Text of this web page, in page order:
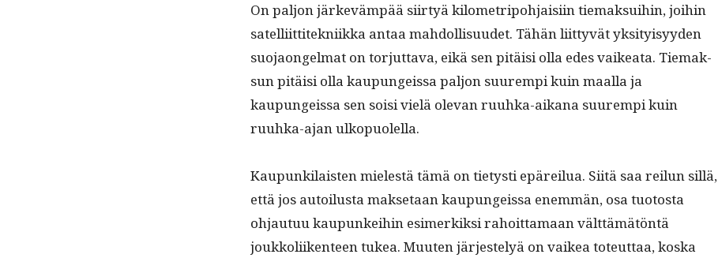
On paljon järkeväm­pää siir­tyä kilo­metripo­h­jaisi­in tiemak­sui­hin, joi­hin
satel­li­it­titekni­ik­ka antaa mah­dol­lisu­udet. Tähän liit­tyvät yksi­ty­isyy­den
suo­jaon­gel­mat on tor­jut­ta­va, eikä sen pitäisi olla edes vaikea­ta. Tiemak­
sun pitäisi olla kaupungeis­sa paljon suurem­pi kuin maal­la ja
kaupungeis­sa sen soisi vielä ole­van ruuh­ka-aikana suurem­pi kuin
ruuh­ka-ajan ulkopuolella.
Kaupunki­lais­ten mielestä tämä on tietysti epäreilua. Siitä saa reilun sil­lä,
että jos autoilus­ta mak­se­taan kaupungeis­sa enem­män, osa tuo­to­s­ta
ohjau­tuu kaupunkei­hin esimerkik­si rahoit­ta­maan vält­tämätön­tä
joukkoli­iken­teen tukea. Muuten jär­jeste­lyä on vaikea toteut­taa, kos­ka